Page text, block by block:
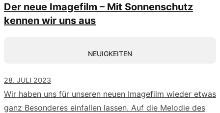
Der neue Imagefilm – Mit Sonnenschutz
kennen wir uns aus
NEUIGKEITEN
28. JULI 2023
Wir haben uns für unseren neuen Imagefilm wieder etwas
ganz Besonderes einfallen lassen. Auf die Melodie des